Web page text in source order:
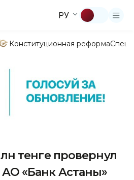
РУ
Конституционная реформа
тенге провернул
«Банк Астаны»